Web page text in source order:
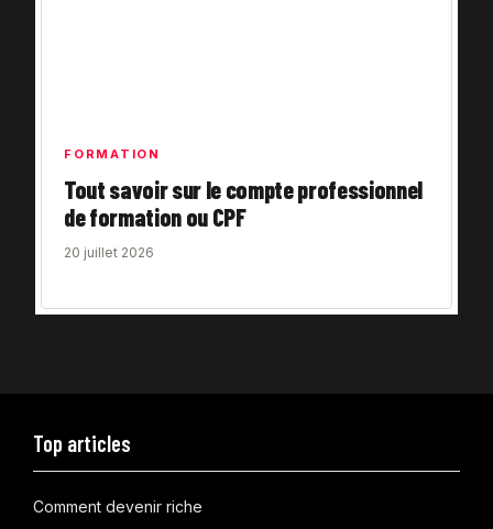
FORMATION
Tout savoir sur le compte professionnel
de formation ou CPF
20 juillet 2026
Top articles
Comment devenir riche